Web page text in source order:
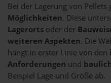
Bei der Lagerung von Pellets
Möglichkeiten. Diese
Lagerorts oder der
weiteren Aspekten. Die
hängt in erster Linie von den
Anforderungen und
Beispiel Lage und Größe ab.